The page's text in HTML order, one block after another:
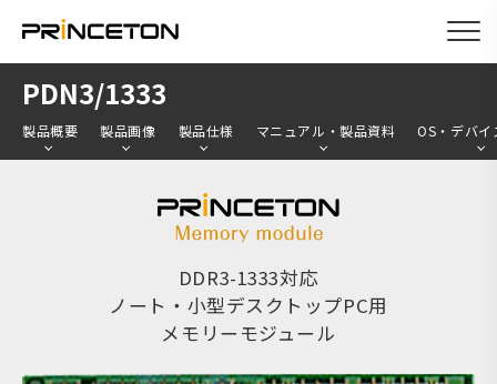
PDN3/1333
製品概要 製品画像 製品仕様 マニュアル・製品資料 OS・デバイ
DDR3-1333対応
ノート・小型デスクトップPC用
メモリーモジュール